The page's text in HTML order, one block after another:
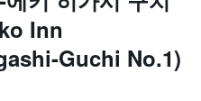
Inn
Guchi No.1)